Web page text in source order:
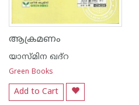
ആക്രമണം
യാസ്മിന ഖദ്‌റ
Green Books
Add to Cart